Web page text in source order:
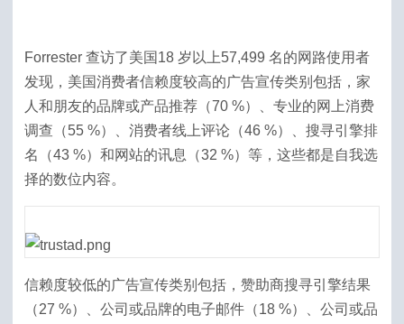
Forrester 查访了美国18 岁以上57,499 名的网路使用者
发现，美国消费者信赖度较高的广告宣传类别包括，家
人和朋友的品牌或产品推荐（70 %）、专业的网上消费
调查（55 %）、消费者线上评论（46 %）、搜寻引擎排
名（43 %）和网站的讯息（32 %）等，这些都是自我选
择的数位内容。
信赖度较低的广告宣传类别包括，赞助商搜寻引擎结果
（27 %）、公司或品牌的电子邮件（18 %）、公司或品